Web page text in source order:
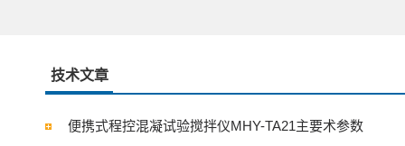
技术文章
便携式程控混凝试验搅拌仪MHY-TA21主要术参数